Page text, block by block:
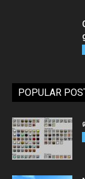
POPULAR